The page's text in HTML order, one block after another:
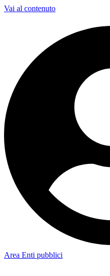
Vai al contenuto
Area Enti pubblici